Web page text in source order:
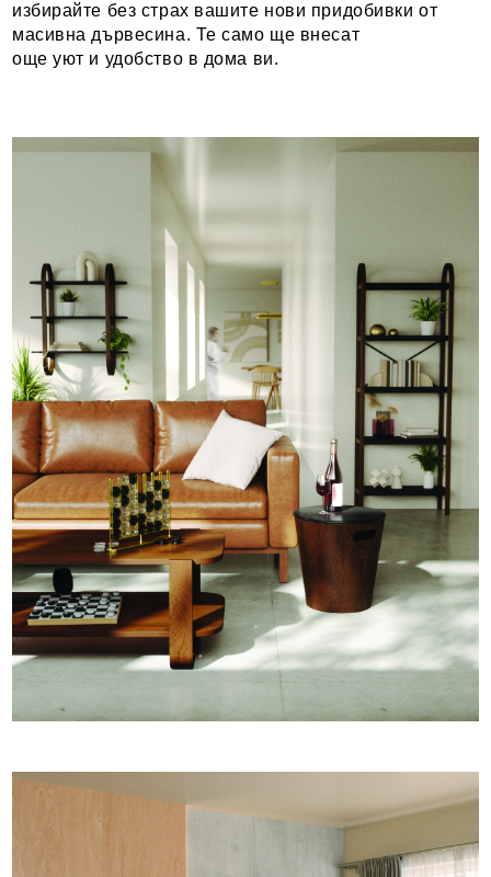
избирайте без страх вашите нови придобивки от
масивна дървесина. Те само ще внесат
още уют и удобство в дома ви.